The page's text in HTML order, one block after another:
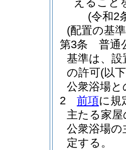
(令和2
(配置の基
第3条
普通
基準は、
の許可(以
公衆浴場
2
前項に規
主たる家
公衆浴場
定する。